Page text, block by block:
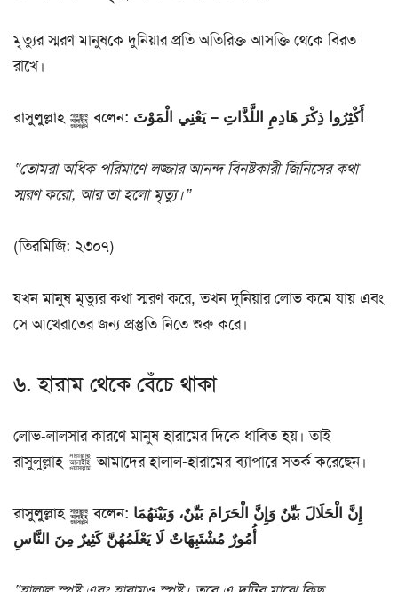
মৃত্যুর স্মরণ মানুষকে দুনিয়ার প্রতি অতিরিক্ত আসক্তি থেকে বিরত
রাখে।
রাসুলুল্লাহ ﷺ বলেন: أَكْثِرُوا ذِكْرَ هَادِمِ اللَّذَّاتِ – يَعْنِي الْمَوْتَ
“তোমরা অধিক পরিমাণে লজ্জার আনন্দ বিনষ্টকারী জিনিসের কথা
স্মরণ করো, আর তা হলো মৃত্যু।”
(তিরমিজি: ২৩০৭)
যখন মানুষ মৃত্যুর কথা স্মরণ করে, তখন দুনিয়ার লোভ কমে যায় এবং
সে আখেরাতের জন্য প্রস্তুতি নিতে শুরু করে।
৬. হারাম থেকে বেঁচে থাকা
লোভ-লালসার কারণে মানুষ হারামের দিকে ধাবিত হয়। তাই
রাসুলুল্লাহ ﷺ আমাদের হালাল-হারামের ব্যাপারে সতর্ক করেছেন।
রাসুলুল্লাহ ﷺ বলেন: إِنَّ الْحَلَالَ بَيِّنٌ وَإِنَّ الْحَرَامَ بَيِّنٌ، وَبَيْنَهُمَا
أُمُورٌ مُشْتَبِهَاتٌ لَا يَعْلَمُهُنَّ كَثِيرٌ مِنَ النَّاسِ